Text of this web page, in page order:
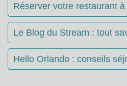
Réserver votre restaurant
Le Blog du Stream : tout
Hello Orlando : conseils